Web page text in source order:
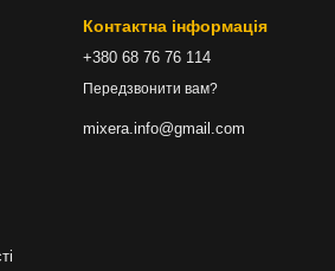
Контактна інформація
+380 68 76 76 114
Передзвонити вам?
mixera.info@gmail.com